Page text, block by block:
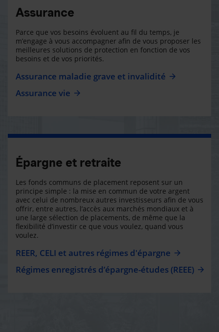
Assurance
Parce que vos besoins évoluent au fil du temps, je
m’engage à vous accompagner afin de vous proposer les
meilleures solutions de protection en fonction de vos
besoins et de vos priorités.
Assurance maladie grave et invalidité
Assurance vie
Épargne et retraite
Les fonds communs de placement reposent sur un
principe simple : la mise en commun de votre argent
avec celui de nombreux autres investisseurs afin de vous
offrir, entre autres, l’accès aux marchés mondiaux et à
une large sélection de placements, de même que la
flexibilité d’investir ce que vous voulez, quand vous
voulez.
REER, CELI et autres régimes d'épargne
Régimes enregistrés d’épargne-études (REEE)